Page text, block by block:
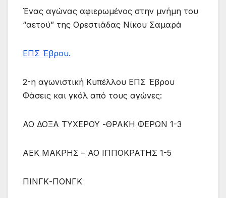
Ένας αγώνας αφιερωμένος στην μνήμη του
“αετού” της Ορεστιάδας Νίκου Σαμαρά
ΕΠΣ Έβρου.
2-η αγωνιστική Κυπέλλου ΕΠΣ Έβρου
Φάσεις και γκόλ από τους αγώνες:
ΑΟ ΔΟΞΑ ΤΥΧΕΡΟΥ -ΘΡΑΚΗ ΦΕΡΩΝ 1-3
ΑΕΚ ΜΑΚΡΗΣ – ΑΟ ΙΠΠΟΚΡΑΤΗΣ 1-5
ΠΙΝΓΚ-ΠΟΝΓΚ